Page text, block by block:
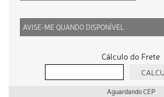
AVISE-ME QUANDO DISPONÍVEL
Cálculo do Frete
Aguardando CEP